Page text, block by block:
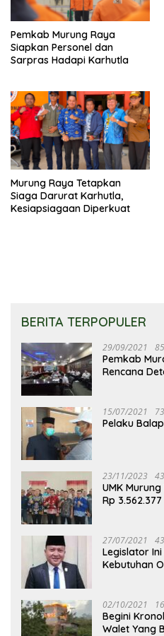
Pemkab Murung Raya
Siapkan Personel dan
Sarpras Hadapi Karhutla
Murung Raya Tetapkan
Siaga Darurat Karhutla,
Kesiapsiagaan Diperkuat
BERITA TERPOPULER
29/09/2021
Pemkab
Rencana
15/07/2021
Pelaku
23/11/2023
UMK
Rp 3.562.377
27/07/2021
Legislator
Kebutuhan
02/10/2021
Begini
Walet Yang